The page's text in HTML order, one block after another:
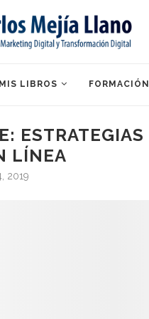
MIS LIBROS FORMACIÓN
ESTRATEGIAS
LÍNEA
2019